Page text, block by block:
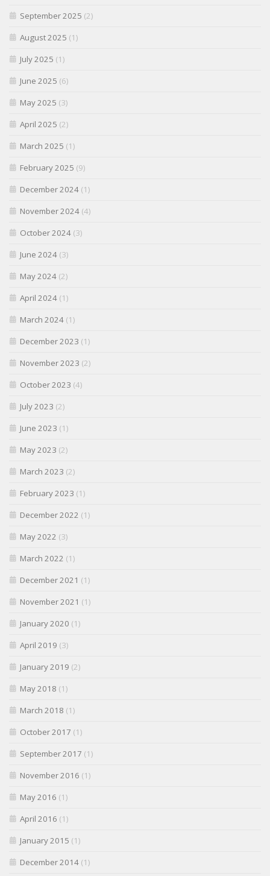
September 2025 (2)
August 2025 (1)
July 2025 (1)
June 2025 (6)
May 2025 (3)
April 2025 (2)
March 2025 (1)
February 2025 (9)
December 2024 (1)
November 2024 (4)
October 2024 (3)
June 2024 (3)
May 2024 (2)
April 2024 (1)
March 2024 (1)
December 2023 (1)
November 2023 (2)
October 2023 (4)
July 2023 (2)
June 2023 (1)
May 2023 (2)
March 2023 (2)
February 2023 (1)
December 2022 (1)
May 2022 (3)
March 2022 (1)
December 2021 (1)
November 2021 (1)
January 2020 (1)
April 2019 (3)
January 2019 (2)
May 2018 (1)
March 2018 (1)
October 2017 (1)
September 2017 (1)
November 2016 (1)
May 2016 (1)
April 2016 (1)
January 2015 (1)
December 2014 (1)